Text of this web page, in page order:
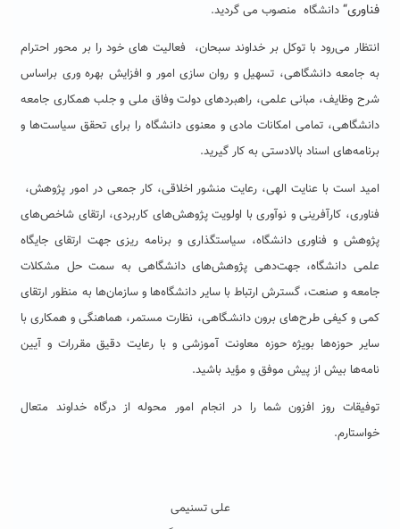
فناوری“ دانشگاه منصوب می گردید.
انتظار می‌رود با توکل بر خداوند سبحان، فعالیت های خود را بر محور احترام
به جامعه دانشگاهی، تسهیل و روان سازی امور و افزایش بهره وری براساس
شرح وظایف، مبانی علمی، راهبردهای دولت وفاق ملی و جلب همکاری جامعه
دانشگاهی، تمامی امکانات مادی و معنوی دانشگاه را برای تحقق سیاست‌ها و
برنامه‌های اسناد بالادستی به کار گیرید.
امید است با عنایت الهی، رعایت منشور اخلاقی، کار جمعی در امور پژوهش،
فناوری، کارآفرینی و نوآوری با اولویت پژوهش‌های کاربردی، ارتقای شاخص‌های
پژوهش و فناوری دانشگاه، سیاستگذاری و برنامه ریزی جهت ارتقای جایگاه
علمی دانشگاه، جهت‌دهی پژوهش‌های دانشگاهی به سمت حل مشکلات
جامعه و صنعت، گسترش ارتباط با سایر دانشگاه‌ها و سازمان‌ها به منظور ارتقای
کمی و کیفی طرح‌های برون دانشـگاهی، نظارت مستمر، هماهنگی و همکاری با
سایر حوزه‌ها بویژه حوزه معاونت آموزشی و با رعایت دقیق مقررات و آیین
نامه‌ها بیش از پیش موفق و مؤید باشید.
توفیقات روز افزون شما را در انجام امور محوله از درگاه خداوند متعال
خواستارم.
علی تسنیمی